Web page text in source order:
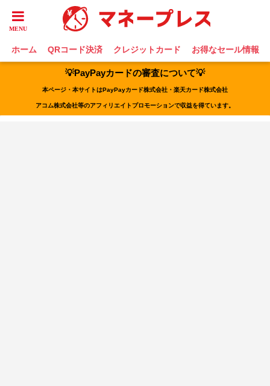
ホーム QRコード決済 クレジットカード お得なセール情報
💡PayPayカードの審査について💡
本ページ・本サイトはPayPayカード株式会社・楽天カード株式会社
アコム株式会社等のアフィリエイトプロモーションで収益を得ています。